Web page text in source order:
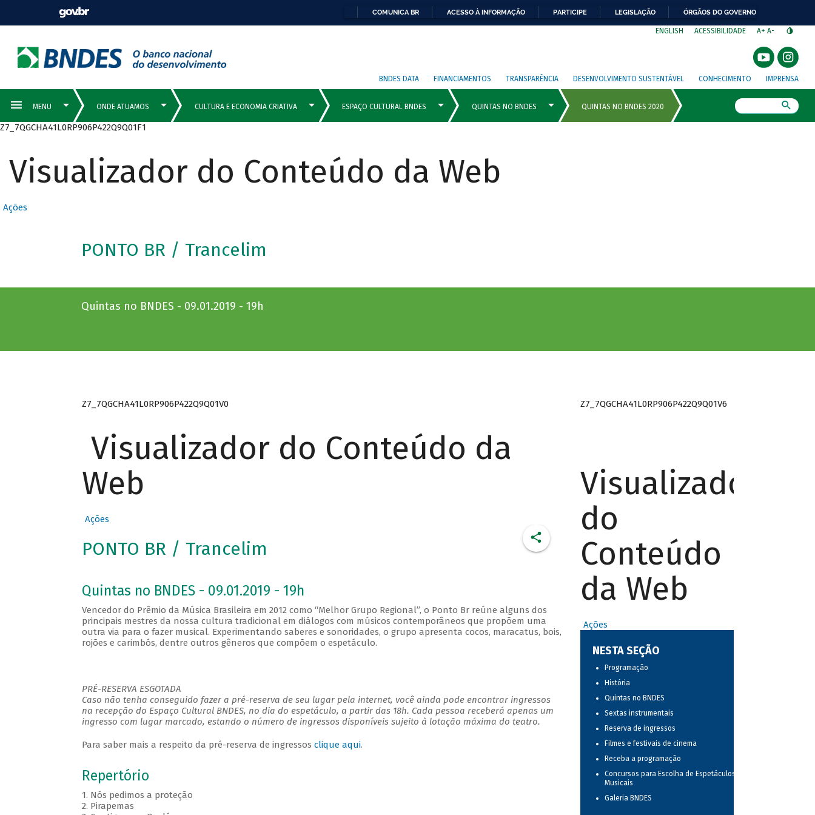
COMUNICA BR ACESSO À INFORMAÇÃO PARTICIPE LEGISLAÇÃO ÓRGÃOS DO GOVERNO
ENGLISH ACESSIBILIDADE A+ A-
BNDES DATA FINANCIAMENTOS TRANSPARÊNCIA DESENVOLVIMENTO SUSTENTÁVEL CONHECIMENTO IMPRENSA
Z7_7QGCHA41L0RP906P422Q9Q01F1
Visualizador do Conteúdo da Web
Ações
PONTO BR / Trancelim
Quintas no BNDES - 09.01.2019 - 19h
Z7_7QGCHA41L0RP906P422Q9Q01V0
Visualizador do Conteúdo da
Web
Ações
PONTO BR / Trancelim
Quintas no BNDES - 09.01.2019 - 19h
Vencedor do Prêmio da Música Brasileira em 2012 como “Melhor Grupo Regional”, o Ponto Br reúne alguns dos
principais mestres da nossa cultura tradicional em diálogos com músicos contemporâneos que propõem uma
outra via para o fazer musical. Experimentando saberes e sonoridades, o grupo apresenta cocos, maracatus, bois,
rojões e carimbós, dentre outros gêneros que compõem o espetáculo.
PRÉ-RESERVA ESGOTADA
Caso não tenha conseguido fazer a pré-reserva de seu lugar pela internet, você ainda pode encontrar ingressos
na recepção do Espaço Cultural BNDES, no dia do espetáculo, a partir das 18h. Cada pessoa receberá apenas um
ingresso com lugar marcado, estando o número de ingressos disponíveis sujeito à lotação máxima do teatro.
Para saber mais a respeito da pré-reserva de ingressos clique aqui.
Repertório
1. Nós pedimos a proteção
2. Pirapemas
Z7_7QGCHA41L0RP906P422Q9Q01V6
Visualizador
do
Conteúdo
da Web
Ações
NESTA SEÇÃO
Programação
História
Quintas no BNDES
Sextas instrumentais
Reserva de ingressos
Filmes e festivais de cinema
Receba a programação
Concursos para Escolha de Espetáculos
Musicais
Galeria BNDES